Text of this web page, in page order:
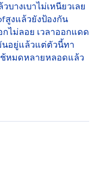
างเบาไม่เหนียวเลย
สูงแล้วยังป้องกัน
ไม่ลอย เวลาออกแดด
นอยู่แล้วแต่ตัวนี้ทา
หมดหลายหลอดแล้ว